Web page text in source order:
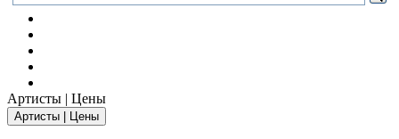
Артисты | Цены
Артисты | Цены